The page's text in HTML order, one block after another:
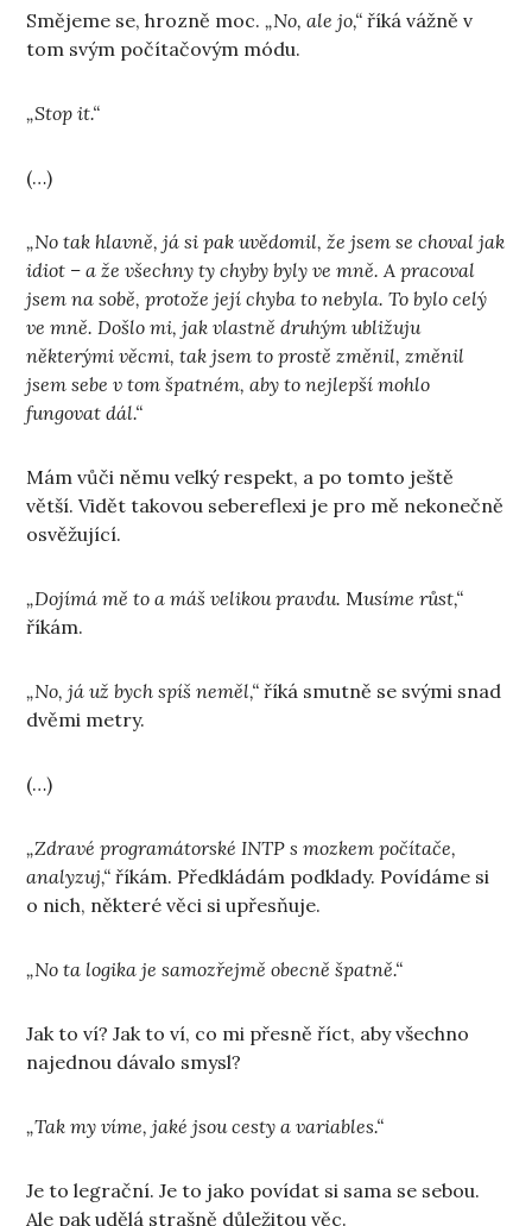
Smějeme se, hrozně moc.„No, ale jo,“ říká vážně v
tom svým počítačovým módu.
„Stop it.“
(…)
„No tak hlavně, já si pak uvědomil, že jsem se choval jak
idiot – a že všechny ty chyby byly ve mně. A pracoval
jsem na sobě, protože její chyba to nebyla. To bylo celý
ve mně. Došlo mi, jak vlastně druhým ubližuju
některými věcmi, tak jsem to prostě změnil, změnil
jsem sebe v tom špatném, aby to nejlepší mohlo
fungovat dál.“
Mám vůči němu velký respekt, a po tomto ještě
větší. Vidět takovou sebereflexi je pro mě nekonečně
osvěžující.
„Dojímá mě to a máš velikou pravdu. Musíme růst,“
říkám.
„No, já už bych spíš neměl,“říká smutně se svými snad
dvěmi metry.
(…)
„Zdravé programátorské INTP s mozkem počítače,
analyzuj,“říkám. Předkládám podklady. Povídáme si
o nich, některé věci si upřesňuje.
„No ta logika je samozřejmě obecně špatně.“
Jak to ví? Jak to ví, co mi přesně říct, aby všechno
najednou dávalo smysl?
„Tak my víme, jaké jsou cesty a variables.“
Je to legrační. Je to jako povídat si sama se sebou.
Ale pak udělá strašně důležitou věc.